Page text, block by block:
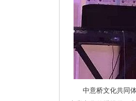
中意桥文化共同体